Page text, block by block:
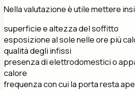
Nella valutazione è utile mettere
superficie e altezza del soffitto
esposizione al sole nelle ore più
qualità degli infissi
presenza di elettrodomestici o
calore
frequenza con cui la porta resta